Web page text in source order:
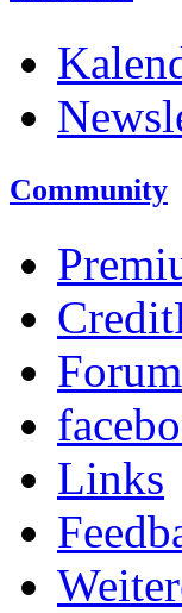
Community
Forum
Links